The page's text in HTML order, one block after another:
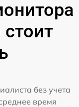
без учета
время